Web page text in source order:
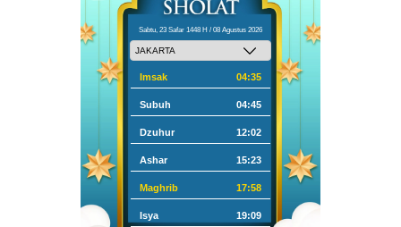
Sabtu, 23 Safar 1448 H / 08 Agustus 2026
Imsak 04:35
Subuh 04:45
Dzuhur 12:02
Ashar 15:23
Maghrib 17:58
Isya 19:09